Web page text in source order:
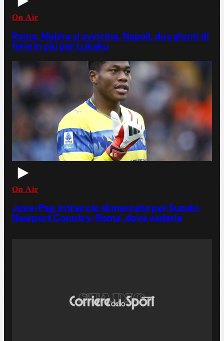
On Air
Roma, Molina si avvicina. Napoli, due giorni di
ferie in più per Lukaku
On Air
Juve-Psg, intreccio di mercato per Suzuki.
Newport Country-Roma, dove vederla